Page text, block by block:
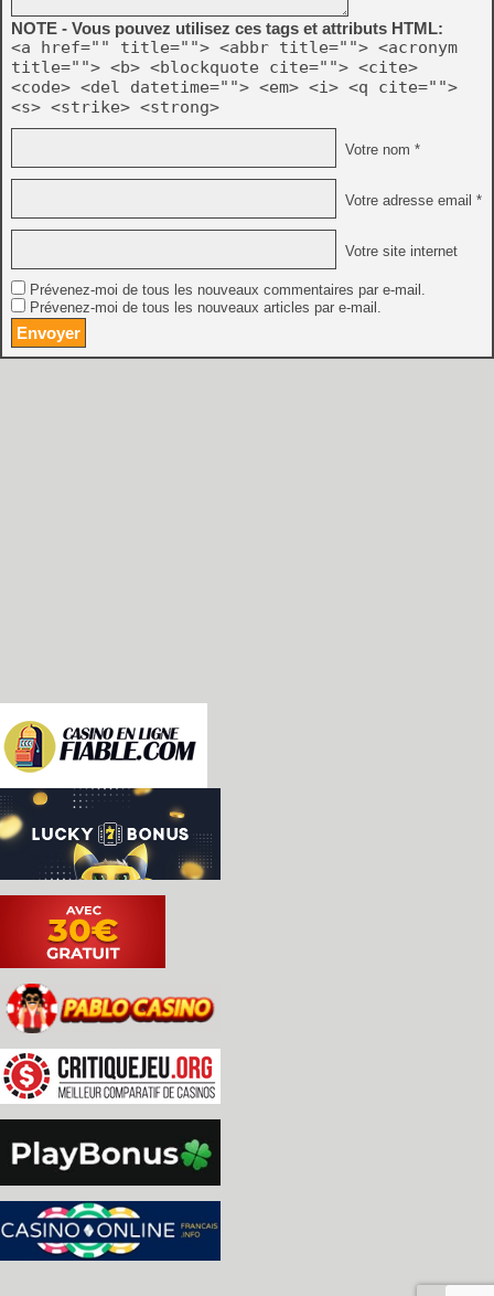
NOTE - Vous pouvez utilisez ces tags et attributs HTML:
<a href="" title=""> <abbr title=""> <acronym
title=""> <b> <blockquote cite=""> <cite>
<code> <del datetime=""> <em> <i> <q cite="">
<s> <strike> <strong>
Votre nom *
Votre adresse email *
Votre site internet
Prévenez-moi de tous les nouveaux commentaires par e-mail.
Prévenez-moi de tous les nouveaux articles par e-mail.